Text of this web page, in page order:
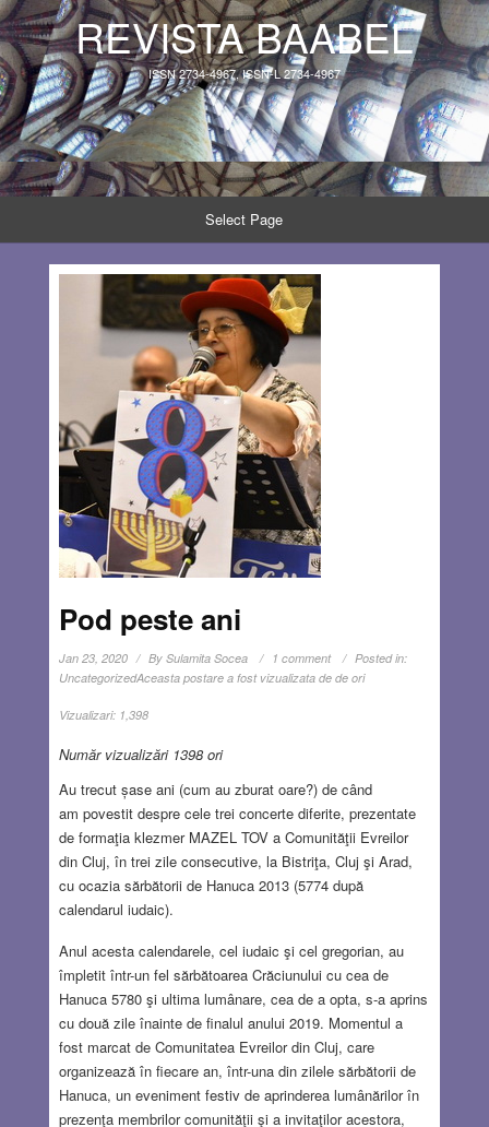
REVISTA BAABEL
ISSN 2734-4967, ISSN-L 2734-4967
Select Page
Pod peste ani
Jan 23, 2020 By Sulamita Socea 1 comment
Posted in:
UncategorizedAceasta postare a fost vizualizata de de ori
Vizualizari: 1,398
Număr vizualizări 1398 ori
Au trecut șase ani (cum au zburat oare?) de când
am povestit despre cele trei concerte diferite, prezentate
de formaţia klezmer MAZEL TOV a Comunităţii Evreilor
din Cluj, în trei zile consecutive, la Bistriţa, Cluj şi Arad,
cu ocazia sărbătorii de Hanuca 2013 (5774 după
calendarul iudaic).
Anul acesta calendarele, cel iudaic şi cel gregorian, au
împletit într-un fel sărbătoarea Crăciunului cu cea de
Hanuca 5780 şi ultima lumânare, cea de a opta, s-a aprins
cu două zile înainte de finalul anului 2019. Momentul a
fost marcat de Comunitatea Evreilor din Cluj, care
organizează în fiecare an, într-una din zilele sărbătorii de
Hanuca, un eveniment festiv de aprinderea lumânărilor în
prezenţa membrilor comunităţii şi a invitaţilor acestora,